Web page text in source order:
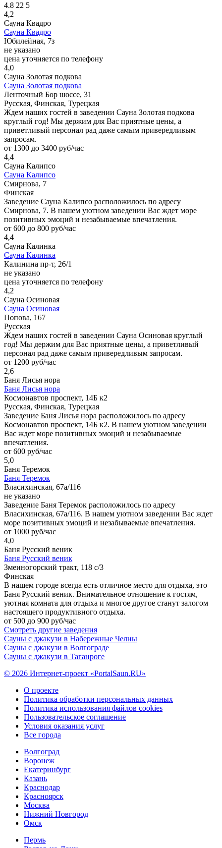
4.8 22 5
4,2
Сауна Квадро
Сауна Квадро
Юбилейная, 7з
не указано
цена уточняется по телефону
4,0
Сауна Золотая подкова
Сауна Золотая подкова
Ленточный Бор шоссе, 31
Русская, Финская, Турецкая
Ждем наших гостей в заведении Сауна Золотая подкова
круглый год! Мы держим для Вас приятные цены, а
приветливый персонал рад даже самым привередливым
запросам.
от 1300 до 3400 руб/час
4,4
Сауна Калипсо
Сауна Калипсо
Смирнова, 7
Финская
Заведение Сауна Калипсо расположилось по адресу
Смирнова, 7. В нашем уютном заведении Вас ждет море
позитивных эмоций и незабываемые впечатления.
от 600 до 800 руб/час
4,4
Сауна Калинка
Сауна Калинка
Калинина пр-т, 26/1
не указано
цена уточняется по телефону
4,2
Сауна Осиновая
Сауна Осиновая
Попова, 167
Русская
Ждем наших гостей в заведении Сауна Осиновая круглый
год! Мы держим для Вас приятные цены, а приветливый
персонал рад даже самым привередливым запросам.
от 1200 руб/час
2,6
Баня Лисья нора
Баня Лисья нора
Космонавтов проспект, 14Б к2
Русская, Финская, Турецкая
Заведение Баня Лисья нора расположилось по адресу
Космонавтов проспект, 14Б к2. В нашем уютном заведении
Вас ждет море позитивных эмоций и незабываемые
впечатления.
от 600 руб/час
5,0
Баня Теремок
Баня Теремок
Власихинская, 67а/116
не указано
Заведение Баня Теремок расположилось по адресу
Власихинская, 67а/116. В нашем уютном заведении Вас ждет
море позитивных эмоций и незабываемые впечатления.
от 1000 руб/час
4,0
Баня Русский веник
Баня Русский веник
Змеиногорский тракт, 118 с/3
Финская
В нашем городе всегда есть отличное место для отдыха, это
Баня Русский веник. Внимательное отношение к гостям,
уютная комната для отдыха и многое другое станут залогом
настоящего продуктивного отдыха.
от 500 до 900 руб/час
Смотреть другие заведения
Сауны с джакузи в Набережные Челны
Сауны с джакузи в Волгограде
Сауны с джакузи в Таганроге
© 2026 Интернет-проект «PortalSaun.RU»
О проекте
Политика обработки персональных данных
Политика использования файлов cookies
Пользовательское соглашение
Условия оказания услуг
Все города
Волгоград
Воронеж
Екатеринбург
Казань
Краснодар
Красноярск
Москва
Нижний Новгород
Омск
Пермь